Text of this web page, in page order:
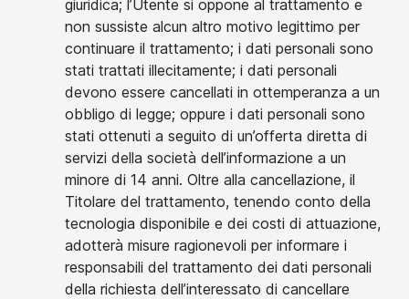
giuridica; l’Utente si oppone al trattamento e
non sussiste alcun altro motivo legittimo per
continuare il trattamento; i dati personali sono
stati trattati illecitamente; i dati personali
devono essere cancellati in ottemperanza a un
obbligo di legge; oppure i dati personali sono
stati ottenuti a seguito di un’offerta diretta di
servizi della società dell’informazione a un
minore di 14 anni. Oltre alla cancellazione, il
Titolare del trattamento, tenendo conto della
tecnologia disponibile e dei costi di attuazione,
adotterà misure ragionevoli per informare i
responsabili del trattamento dei dati personali
della richiesta dell’interessato di cancellare